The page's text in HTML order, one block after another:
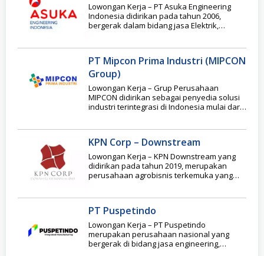
Lowongan Kerja – PT Asuka Engineering
Indonesia didirikan pada tahun 2006,
bergerak dalam bidang jasa Elektrik,
PT Mipcon Prima Industri (MIPCON
Group)
Lowongan Kerja – Grup Perusahaan
MIPCON didirikan sebagai penyedia solusi
industri terintegrasi di Indonesia mulai dari
KPN Corp – Downstream
Lowongan Kerja – KPN Downstream yang
didirikan pada tahun 2019, merupakan
perusahaan agrobisnis terkemuka yang
PT Puspetindo
Lowongan Kerja – PT Puspetindo
merupakan perusahaan nasional yang
bergerak di bidang jasa engineering,